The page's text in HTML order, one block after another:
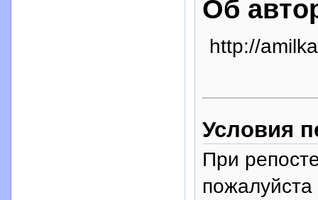
Об
http://
Условия
При
пожалуйста